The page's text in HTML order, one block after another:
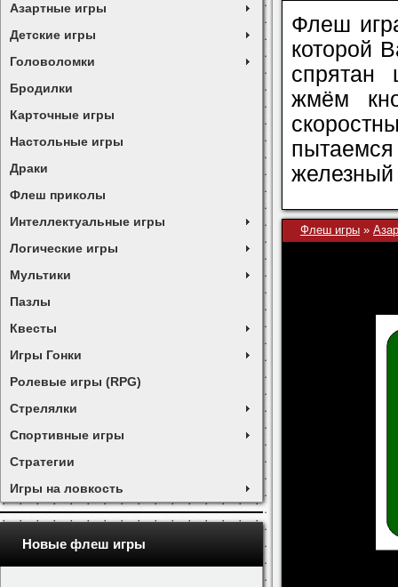
Азартные игры
Детские игры
Головоломки
Бродилки
Карточные игры
Настольные игры
Драки
Флеш приколы
Интеллектуальные игры
Логические игры
Мультики
Пазлы
Квесты
Игры Гонки
Ролевые игры (RPG)
Стрелялки
Спортивные игры
Стратегии
Игры на ловкость
Новые флеш игры
Флеш
которой
спрятан
жмём
Флеш игры »